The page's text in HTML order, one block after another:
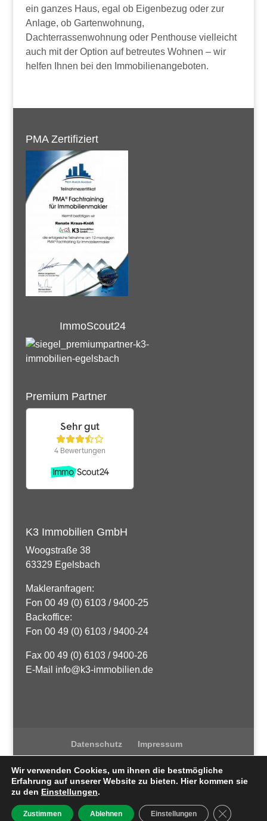
ein ganzes Haus, egal ob Eigenbezug oder zur
Anlage, ob Gartenwohnung,
Dachterrassenwohnung oder Penthouse vielleicht
auch mit der Option auf betreutes Wohnen – wir
helfen Ihnen bei den Immobilienangeboten.
PMA Zertifiziert
ImmoScout24
Premium Partner
K3 Immobilien GmbH
Woogstraße 38
63329 Egelsbach
Makleranfragen:
Fon 00 49 (0) 6103 / 9400-25
Backoffice:
Fon 00 49 (0) 6103 / 9400-24
Fax 00 49 (0) 6103 / 9400-26
E-Mail info@k3-immobilien.de
Datenschutz Impressum
K3 Immobilien
2021Umsetzung
Wir verwenden Cookies, um ihnen die bestmögliche
Erfahrung auf unserer Website zu bieten. Hier kommen sie
zu den Einstellungen.
Zustimmen Ablehnen Einstellungen GDPR